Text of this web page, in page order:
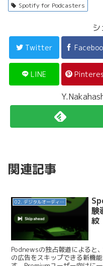
Spotify for Podcasters
Twitter
LINE
関連記事
02. デジタルオーディオ広告（音声広告）
験
紋
Podnewsの独占報道によると
の広告をスキップできる新機